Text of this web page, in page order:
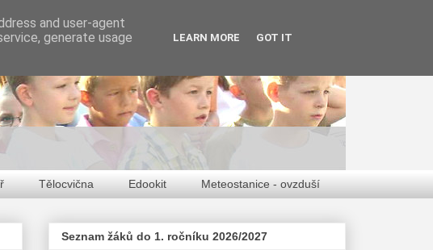
Tělocvična Edookit Meteostanice - ovzduší
Seznam žáků do 1. ročníku 2026/2027
and user-agent
generate usage
LEARN MORE GOT IT